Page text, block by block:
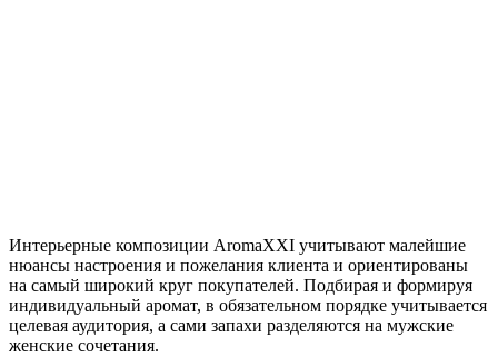
Интерьерные композиции AromaXXI учитывают малейшие
нюансы настроения и пожелания клиента и ориентированы
на самый широкий круг покупателей. Подбирая и формируя
индивидуальный аромат, в обязательном порядке учитывается
целевая аудитория, а сами запахи разделяются на мужские
женские сочетания.